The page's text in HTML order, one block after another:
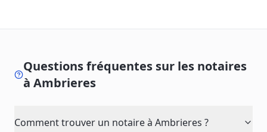
Questions fréquentes sur les notaires
àAmbrieres
Comment trouver un notaire à Ambrieres ?